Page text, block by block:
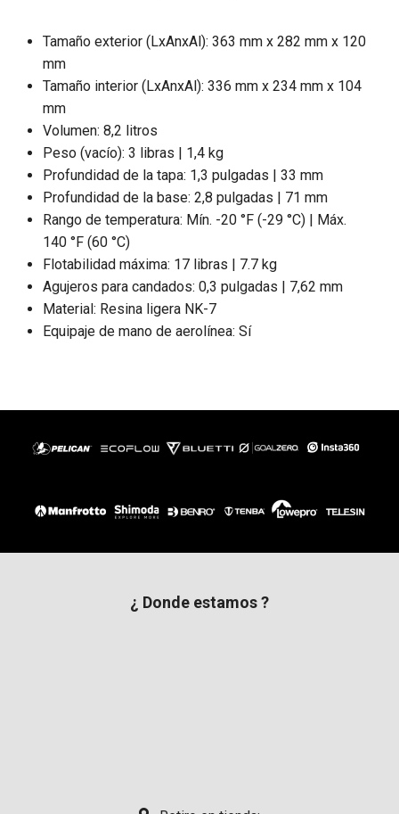
Tamaño exterior (LxAnxAl): 363 mm x 282 mm x 120
mm
Tamaño interior (LxAnxAl): 336 mm x 234 mm x 104
mm
Volumen: 8,2 litros
Peso (vacío): 3 libras | 1,4 kg
Profundidad de la tapa: 1,3 pulgadas | 33 mm
Profundidad de la base: 2,8 pulgadas | 71 mm
Rango de temperatura: Mín. -20 °F (-29 °C) | Máx.
140 °F (60 °C)
Flotabilidad máxima: 17 libras | 7.7 kg
Agujeros para candados: 0,3 pulgadas | 7,62 mm
Material: Resina ligera NK-7
Equipaje de mano de aerolínea: Sí
¿ Donde estamos ?